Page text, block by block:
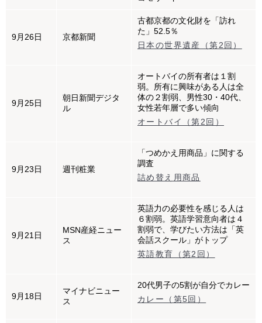
9月26日 京都新聞
古都京都の文化財を「訪れ
た」52.5％
日本の世界遺産（第2回）
9月25日
朝日新聞デジタ
ル
オートバイの所有者は１割
弱。所有に興味がある人は全
体の２割弱、男性30・40代、
女性若年層で多い傾向
オートバイ（第2回）
9月23日 週刊粧業
「つめかえ用商品」に関する
調査
詰め替え用商品
9月21日
MSN産経ニュー
ス
英語力の必要性を感じる人は
６割弱。英語学習意向者は４
割弱で、学びたい方法は「英
会話スクール」がトップ
英語教育（第2回）
9月18日
マイナビニュー
ス
20代男子の5割が自分でカレー
カレー（第5回）